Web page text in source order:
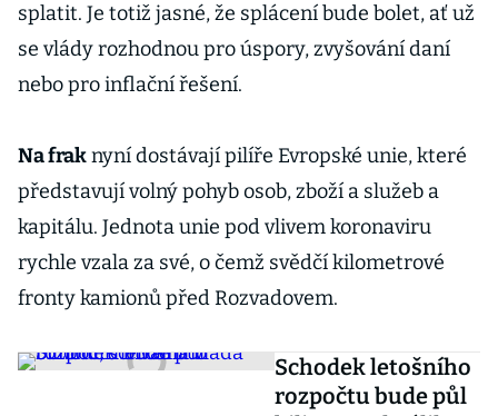
splatit. Je totiž jasné, že splácení bude bolet, ať už
se vlády rozhodnou pro úspory, zvyšování daní
nebo pro inflační řešení.
Na fraknyní dostávají pilíře Evropské unie, které
představují volný pohyb osob, zboží a služeb a
kapitálu. Jednota unie pod vlivem koronaviru
rychle vzala za své, o čemž svědčí kilometrové
fronty kamionů před Rozvadovem.
Schodek letošního
rozpočtu bude půl